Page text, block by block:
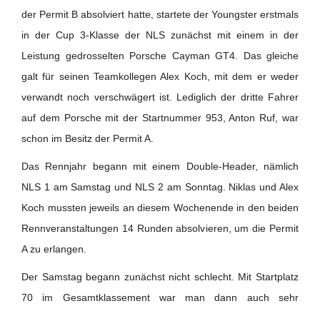
der Permit B absolviert hatte, startete der Youngster erstmals
in der Cup 3-Klasse der NLS zunächst mit einem in der
Leistung gedrosselten Porsche Cayman GT4. Das gleiche
galt für seinen Teamkollegen Alex Koch, mit dem er weder
verwandt noch verschwägert ist. Lediglich der dritte Fahrer
auf dem Porsche mit der Startnummer 953, Anton Ruf, war
schon im Besitz der Permit A.
Das Rennjahr begann mit einem Double-Header, nämlich
NLS 1 am Samstag und NLS 2 am Sonntag. Niklas und Alex
Koch mussten jeweils an diesem Wochenende in den beiden
Rennveranstaltungen 14 Runden absolvieren, um die Permit
A zu erlangen.
Der Samstag begann zunächst nicht schlecht. Mit Startplatz
70 im Gesamtklassement war man dann auch sehr